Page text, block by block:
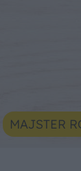
MAJSTER